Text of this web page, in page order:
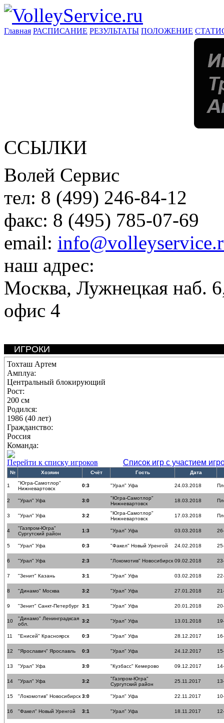
Главная РАСПИСАНИЕ РЕЗУЛЬТАТЫ ПОЛОЖЕНИЕ
ССЫЛКИ
Волей Сервис
тел: 8 (499) 246-84-12
факс: 8 (495) 785-07-69
email:
наш адрес:
Москва, Лужнецкая наб.
офис 4
ИГРОКИ
Тохташ Артем
Амплуа:
Центральный блокирующий
Рост:
200 см
Родился:
1986 (40 лет)
Гражданство:
Россия
Команда:
Перейти к списку игроков
Список игр с участием
№ Хозяин Счёт Гость Дата
1
"Югра-Самотлор"
Нижневартовск
0:3 "Урал" Уфа 24.03.2018
2 "Урал" Уфа 3:0
"Югра-Самотлор"
Нижневартовск
18.03.2018
3 "Урал" Уфа 3:2
"Югра-Самотлор"
Нижневартовск
17.03.2018
4
"Газпром-Югра"
Сургутский район
1:3 "Урал" Уфа 03.03.2018
5 "Урал" Уфа 0:3 "Факел" Новый Уренгой 24.02.2018
6 "Урал" Уфа 2:3 "Локомотив" Новосибирск 09.02.2018
7 "Зенит" Казань 3:1 "Урал" Уфа 03.02.2018
8 "Динамо" Москва 3:2 "Урал" Уфа 27.01.2018
9 "Зенит" Санкт-Петербург 3:1 "Урал" Уфа 20.01.2018
10
"Динамо" Ленинградксая
обл.
3:2 "Урал" Уфа 13.01.2018
11 "Енисей" Красноярск 0:3 "Урал" Уфа 28.12.2017
12 "Ярославич" Ярославль 0:3 "Урал" Уфа 24.12.2017
13 "Урал" Уфа 3:0 "Кузбасс" Кемерово 09.12.2017
14 "Урал" Уфа 3:2
"Газпром-Югра"
Сургутский район
25.11.2017
15 "Локомотив" Новосибирск 3:0 "Урал" Уфа 22.11.2017
16 "Факел" Новый Уренгой 3:1 "Урал" Уфа 18.11.2017